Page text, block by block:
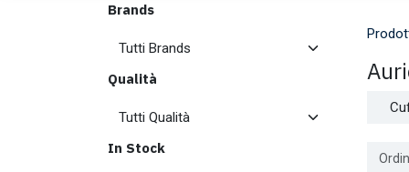
Brands
Qualità
In Stock